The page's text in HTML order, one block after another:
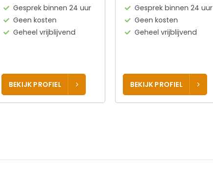
Gesprek binnen 24 uur
Geen kosten
Geheel vrijblijvend
BEKIJK PROFIEL
Gesprek binnen 24 uur
Geen kosten
Geheel vrijblijvend
BEKIJK PROFIEL